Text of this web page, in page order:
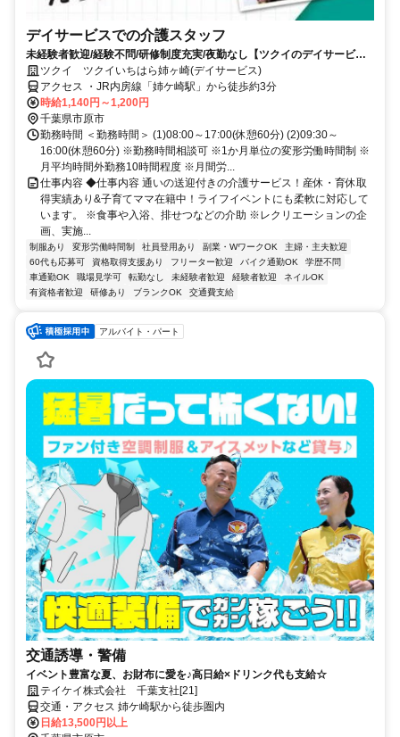
デイサービスでの介護スタッフ
未経験者歓迎/経験不問/研修制度充実/夜勤なし【ツクイのデイサービス/
介護スタッフ求人】
ツクイ ツクイいちはら姉ヶ崎(デイサービス)
アクセス ・JR内房線「姉ケ崎駅」から徒歩約3分
時給1,140円～1,200円
千葉県市原市
勤務時間 ＜勤務時間＞ (1)08:00～17:00(休憩60分) (2)09:30～
16:00(休憩60分) ※勤務時間相談可 ※1か月単位の変形労働時間制 ※
月平均時間外勤務10時間程度 ※月間労...
仕事内容 ◆仕事内容 通いの送迎付きの介護サービス！産休・育休取
得実績あり&子育てママ在籍中！ライフイベントにも柔軟に対応して
います。 ※食事や入浴、排せつなどの介助 ※レクリエーションの企
画、実施...
制服あり 変形労働時間制 社員登用あり 副業・WワークOK
主婦・主夫歓迎
60代も応募可
資格取得支援あり フリーター歓迎 バイク通勤OK
学歴不問
車通勤OK
職場見学可 転勤なし 未経験者歓迎 経験者歓迎
ネイルOK
有資格者歓迎
研修あり ブランクOK 交通費支給
アルバイト・パート
交通誘導・警備
イベント豊富な夏、お財布に愛を♪高日給×ドリンク代も支給☆
テイケイ株式会社 千葉支社[21]
交通・アクセス 姉ケ崎駅から徒歩圏内
日給13,500円以上